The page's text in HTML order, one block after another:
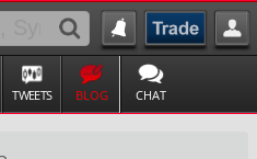
TWEETS BLOG CHAT